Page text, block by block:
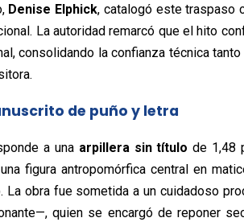
Denise Elphick, catalogó este traspaso
La autoridad remarcó que el hito
consolidando la confianza técnica
de puño y letra
a una arpillera sin título de 1,48
figura antropomórfica central en
obra fue sometida a un cuidadoso
quien se encargó de reponer